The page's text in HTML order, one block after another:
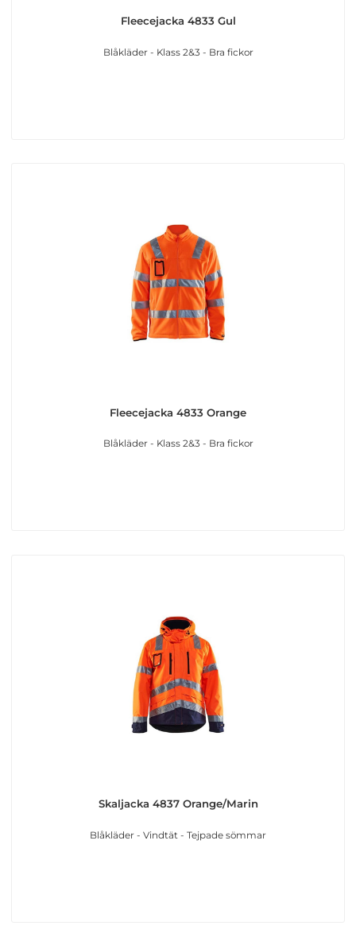
Fleecejacka 4833 Gul
Blåkläder - Klass 2&3 - Bra fickor
Fleecejacka 4833 Orange
Blåkläder - Klass 2&3 - Bra fickor
Skaljacka 4837 Orange/Marin
Blåkläder - Vindtät - Tejpade sömmar